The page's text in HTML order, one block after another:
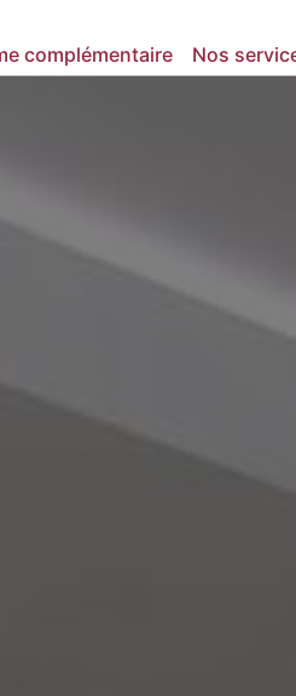
complémentaire Nos